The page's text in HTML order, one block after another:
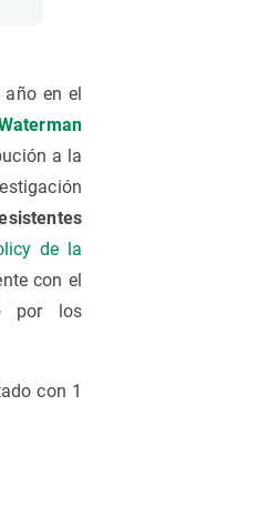
en el
a la
de la
con el
por los
con 1